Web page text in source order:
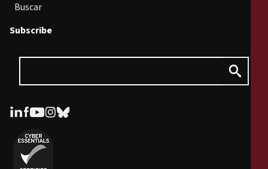
Buscar
Subscribe